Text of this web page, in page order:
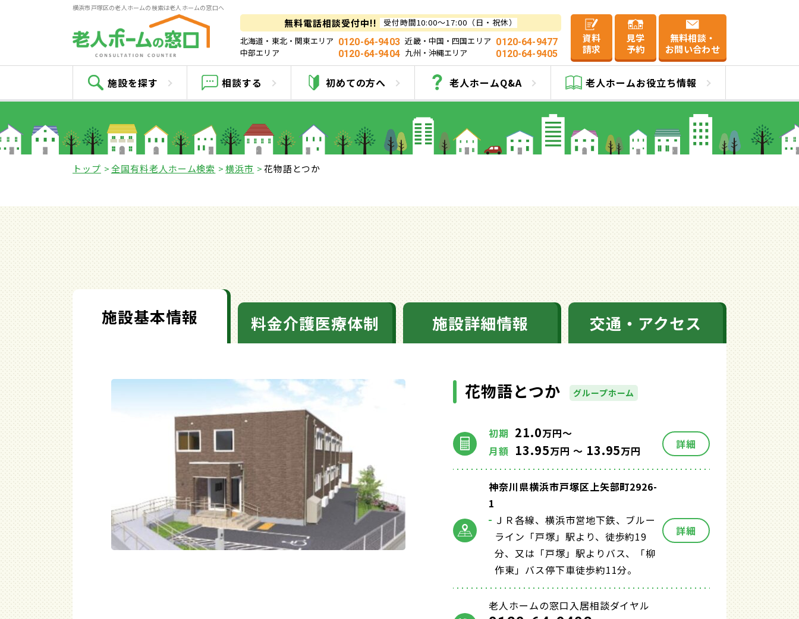
横浜市戸塚区の老人ホームの検索は老人ホームの窓口へ
無料電話相談受付中!!
受付時間10:00～17:00（日・祝休）
北海道・東北・関東エリア 0120-64-9403 近畿・中国・四国エリア 0120-64-9477
中部エリア
0120-64-9404 九州・沖縄エリア 0120-64-9405
資料
請求
見学
予約
無料相談・
お問い合わせ
施設を探す 相談する 初めての方へ 老人ホームQ&A 老人ホームお役立ち情報
花物語とつか
トップ 全国有料老人ホーム検索 横浜市 花物語とつか
施設基本情報 料金介護医療体制 施設詳細情報 交通・アクセス
花物語とつか グループホーム
初期 21.0万円～
月額 13.95万円 ～ 13.95万円 詳細
神奈川県横浜市戸塚区上矢部町2926-
1
ＪＲ各線、横浜市営地下鉄、ブルー
ライン「戸塚」駅より、徒歩約19
分、又は「戸塚」駅よりバス、「柳
作東」バス停下車徒歩約11分。
詳細
老人ホームの窓口入居相談ダイヤル